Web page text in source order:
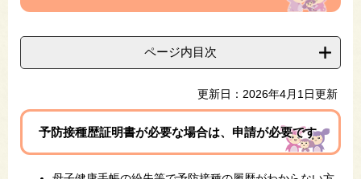
ページ内目次
更新日：2026年4月1日更新
予防接種歴証明書が必要な場合は、申請が必要です